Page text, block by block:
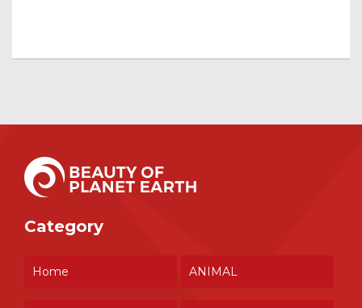
Category
Home ANIMAL